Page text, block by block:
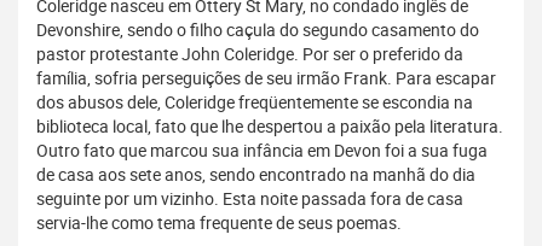
Coleridge nasceu em Ottery St Mary, no condado inglês de
Devonshire, sendo o filho caçula do segundo casamento do
pastor protestante John Coleridge. Por ser o preferido da
família, sofria perseguições de seu irmão Frank. Para escapar
dos abusos dele, Coleridge freqüentemente se escondia na
biblioteca local, fato que lhe despertou a paixão pela literatura.
Outro fato que marcou sua infância em Devon foi a sua fuga
de casa aos sete anos, sendo encontrado na manhã do dia
seguinte por um vizinho. Esta noite passada fora de casa
servia-lhe como tema frequente de seus poemas.